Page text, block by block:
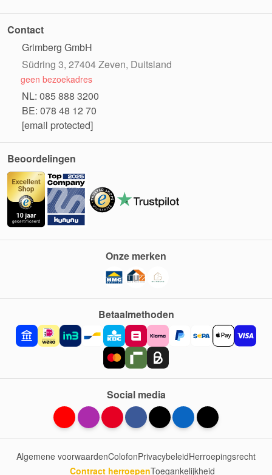
Contact
Grimberg GmbH
Südring 3, 27404 Zeven, Duitsland
geen bezoekadres
NL: 085 888 3200
BE: 078 48 12 70
[email protected]
Beoordelingen
Betaalmethoden
Onze merken
Social media
Algemene voorwaardenColofonPrivacybeleidHerroepingsrecht
Contract herroepenToegankelijkheid